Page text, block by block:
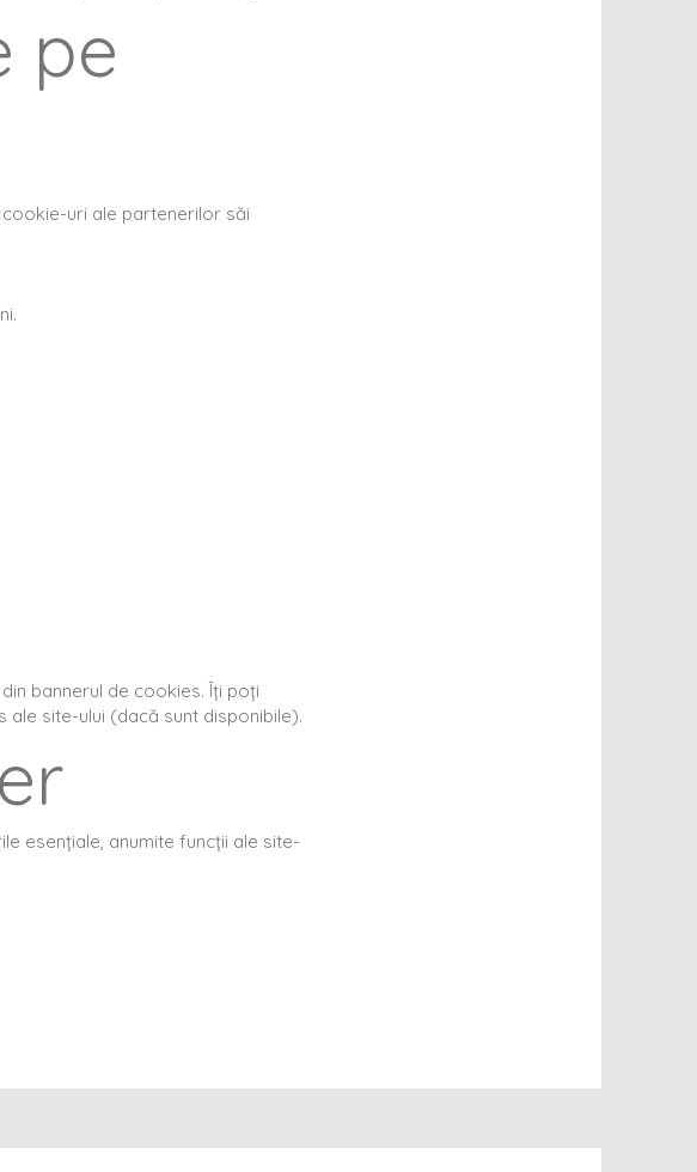
pe
uri ale partenerilor săi
bannerul de cookies. Îți poți
site-ului (dacă sunt disponibile).
esențiale, anumite funcții ale site-